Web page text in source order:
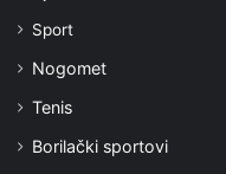
Sport
Nogomet
Tenis
Borilački sportovi